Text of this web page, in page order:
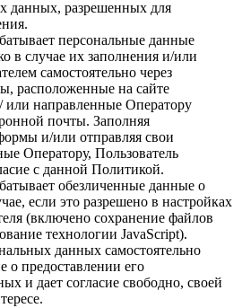
данных, разрешенных для
персональные данные
в случае их заполнения и/или
самостоятельно через
расположенные на сайте
или направленные Оператору
почты. Заполняя
и/или отправляя свои
Оператору, Пользователь
с данной Политикой.
обезличенные данные о
если это разрешено в настройках
(включено сохранение файлов
технологии JavaScript).
данных самостоятельно
о предоставлении его
и дает согласие свободно, своей